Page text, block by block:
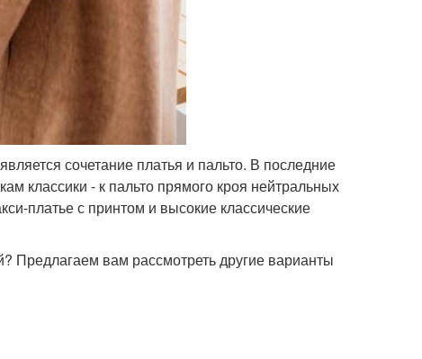
сочетание платья и пальто. В последние
классики - к пальто прямого кроя нейтральных
платье с принтом и высокие классические
Предлагаем вам рассмотреть другие варианты